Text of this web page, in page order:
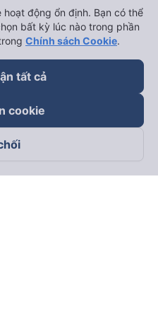
động ổn định. Bạn có thể
bất kỳ lúc nào trong phần
Chính sách Cookie.
tất cả
cookie